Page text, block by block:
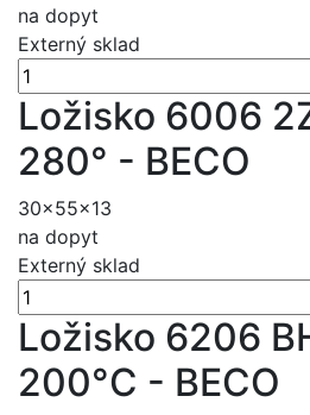
na dopyt
Externý sklad
Ložisko 6006
280° - BECO
30x55x13
na dopyt
Externý sklad
Ložisko 6206
200°C - BECO